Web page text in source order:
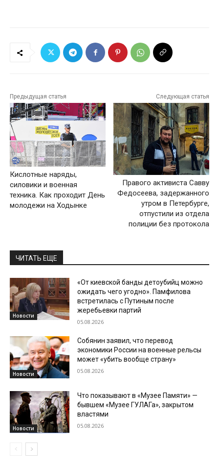
Предыдущая статья
Кислотные наряды,
силовики и военная
техника. Как проходит День
молодежи на Ходынке
Следующая статья
Правого активиста Савву
Федосеева, задержанного
утром в Петербурге,
отпустили из отдела
полиции без протокола
ЧИТАТЬ ЕЩЕ
Новости
«От киевской банды детоубийц можно
ожидать чего угодно». Памфилова
встретилась с Путиным после
жеребьевки партий
05.08.2026
Новости
Собянин заявил, что перевод
экономики России на военные рельсы
может «убить вообще страну»
05.08.2026
Новости
Что показывают в «Музее Памяти» —
бывшем «Музее ГУЛАГа», закрытом
властями
05.08.2026